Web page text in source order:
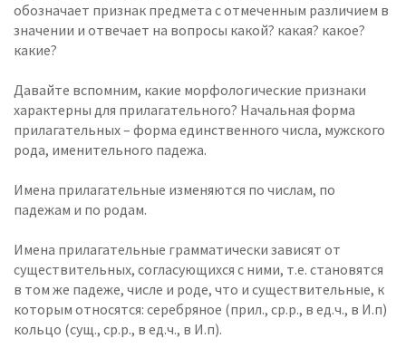
обозначает признак предмета с отмеченным различием в
значении и отвечает на вопросы какой? какая? какое?
какие?
Давайте вспомним, какие морфологические признаки
характерны для прилагательного? Начальная форма
прилагательных – форма единственного числа, мужского
рода, именительного падежа.
Имена прилагательные изменяются по числам, по
падежам и по родам.
Имена прилагательные грамматически зависят от
существительных, согласующихся с ними, т.е. становятся
в том же падеже, числе и роде, что и существительные, к
которым относятся: серебряное (прил., ср.р., в ед.ч., в И.п)
кольцо (сущ., ср.р., в ед.ч., в И.п).